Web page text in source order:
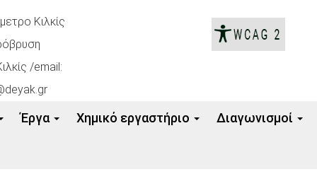
Κιλκίς
/email:
Έργα Xημικό εργαστήριο Διαγωνισμοί